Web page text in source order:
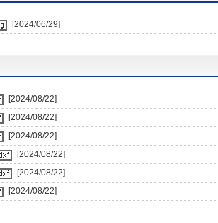
[2024/06/29]
[2024/08/22]
[2024/08/22]
[2024/08/22]
[2024/08/22]
[2024/08/22]
[2024/08/22]